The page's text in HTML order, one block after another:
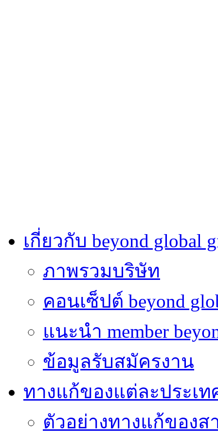
เกี่ยวกับ beyond global
ภาพรวมบริษัท
คอนเซ็ปต์ beyond
แนะนำ member
ข้อมูลรับสมัครงาน
ทางแก้ของแต่ละประเท
ตัวอย่างทางแก้ของส